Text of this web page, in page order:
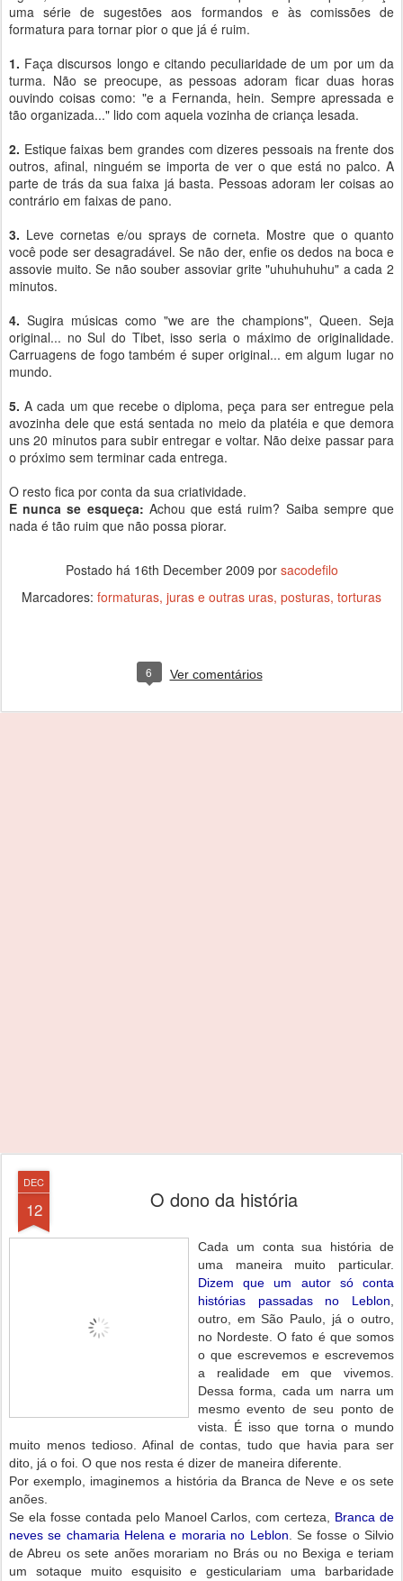
uma série de sugestões aos formandos e às comissões de
formatura para tornar pior o que já é ruim.
1. Faça discursos longo e citando peculiaridade de um por um da
turma. Não se preocupe, as pessoas adoram ficar duas horas
ouvindo coisas como: "e a Fernanda, hein. Sempre apressada e
tão organizada..." lido com aquela vozinha de criança lesada.
2. Estique faixas bem grandes com dizeres pessoais na frente dos
outros, afinal, ninguém se importa de ver o que está no palco. A
parte de trás da sua faixa já basta. Pessoas adoram ler coisas ao
contrário em faixas de pano.
3. Leve cornetas e/ou sprays de corneta. Mostre que o quanto
você pode ser desagradável. Se não der, enfie os dedos na boca e
assovie muito. Se não souber assoviar grite "uhuhuhuhu" a cada 2
minutos.
4. Sugira músicas como "we are the champions", Queen. Seja
original... no Sul do Tibet, isso seria o máximo de originalidade.
Carruagens de fogo também é super original... em algum lugar no
mundo.
5.A cada um que recebe o diploma, peça para ser entregue pela
avozinha dele que está sentada no meio da platéia e que demora
uns 20 minutos para subir entregar e voltar. Não deixe passar para
o próximo sem terminar cada entrega.
O resto fica por conta da sua criatividade.
E nunca se esqueça: Achou que está ruim? Saiba sempre que
nada é tão ruim que não possa piorar.
Postado há 16th December 2009 por sacodefilo
Marcadores: formaturas juras e outras uras posturas torturas
6 Ver comentários
DEC
12 O dono da história
Cada um conta sua história de
uma maneira muito particular.
Dizem que um autor só conta
histórias passadas no Leblon
outro, em São Paulo, já o outro,
no Nordeste. O fato é que somos
o que escrevemos e escrevemos
a realidade em que vivemos.
Dessa forma, cada um narra um
mesmo evento de seu ponto de
vista. É isso que torna o mundo
muito menos tedioso. Afinal de contas, tudo que havia para ser
dito, já o foi. O que nos resta é dizer de maneira diferente.
Por exemplo, imaginemos a história da Branca de Neve e os sete
anões.
Se ela fosse contada pelo Manoel Carlos, com certeza, Branca de
neves se chamaria Helena e moraria no Leblon . Se fosse o Silvio
de Abreu os sete anões morariam no Brás ou no Bexiga e teriam
um sotaque muito esquisito e gesticulariam uma barbaridade